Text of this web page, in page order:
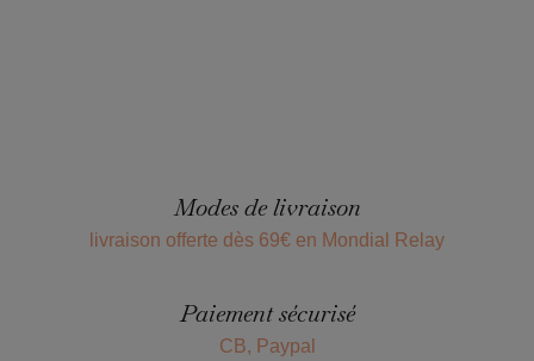
Modes de livraison
livraison offerte dès 69€ en Mondial Relay
Paiement sécurisé
CB, Paypal